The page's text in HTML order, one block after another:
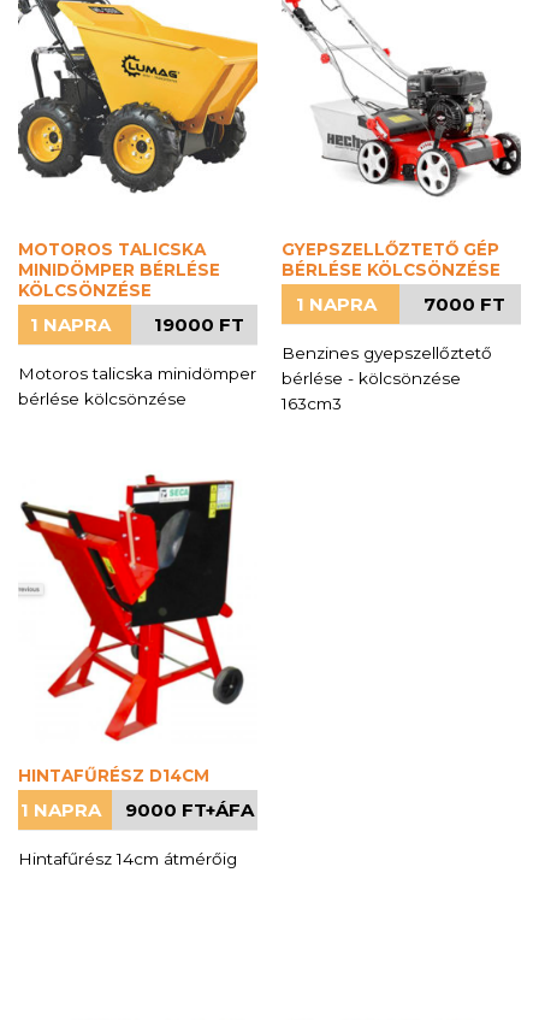
MOTOROS TALICSKA
MINIDÖMPER BÉRLÉSE
KÖLCSÖNZÉSE
1 NAPRA 19000 FT
Motoros talicska minidömper
bérlése kölcsönzése
GYEPSZELLŐZTETŐ GÉP
BÉRLÉSE KÖLCSÖNZÉSE
1 NAPRA 7000 FT
Benzines gyepszellőztető
bérlése - kölcsönzése
163cm3
HINTAFŰRÉSZ D14CM
1 NAPRA 9000 FT+ÁFA
Hintafűrész 14cm átmérőig